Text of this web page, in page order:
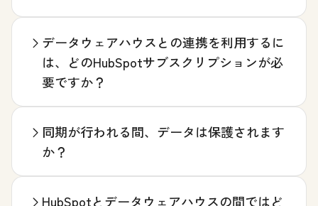
データウェアハウスとの連携を利用するに
は、どのHubSpotサブスクリプションが必
要ですか？
同期が行われる間、データは保護されます
か？
HubSpotとデータウェアハウスの間ではど